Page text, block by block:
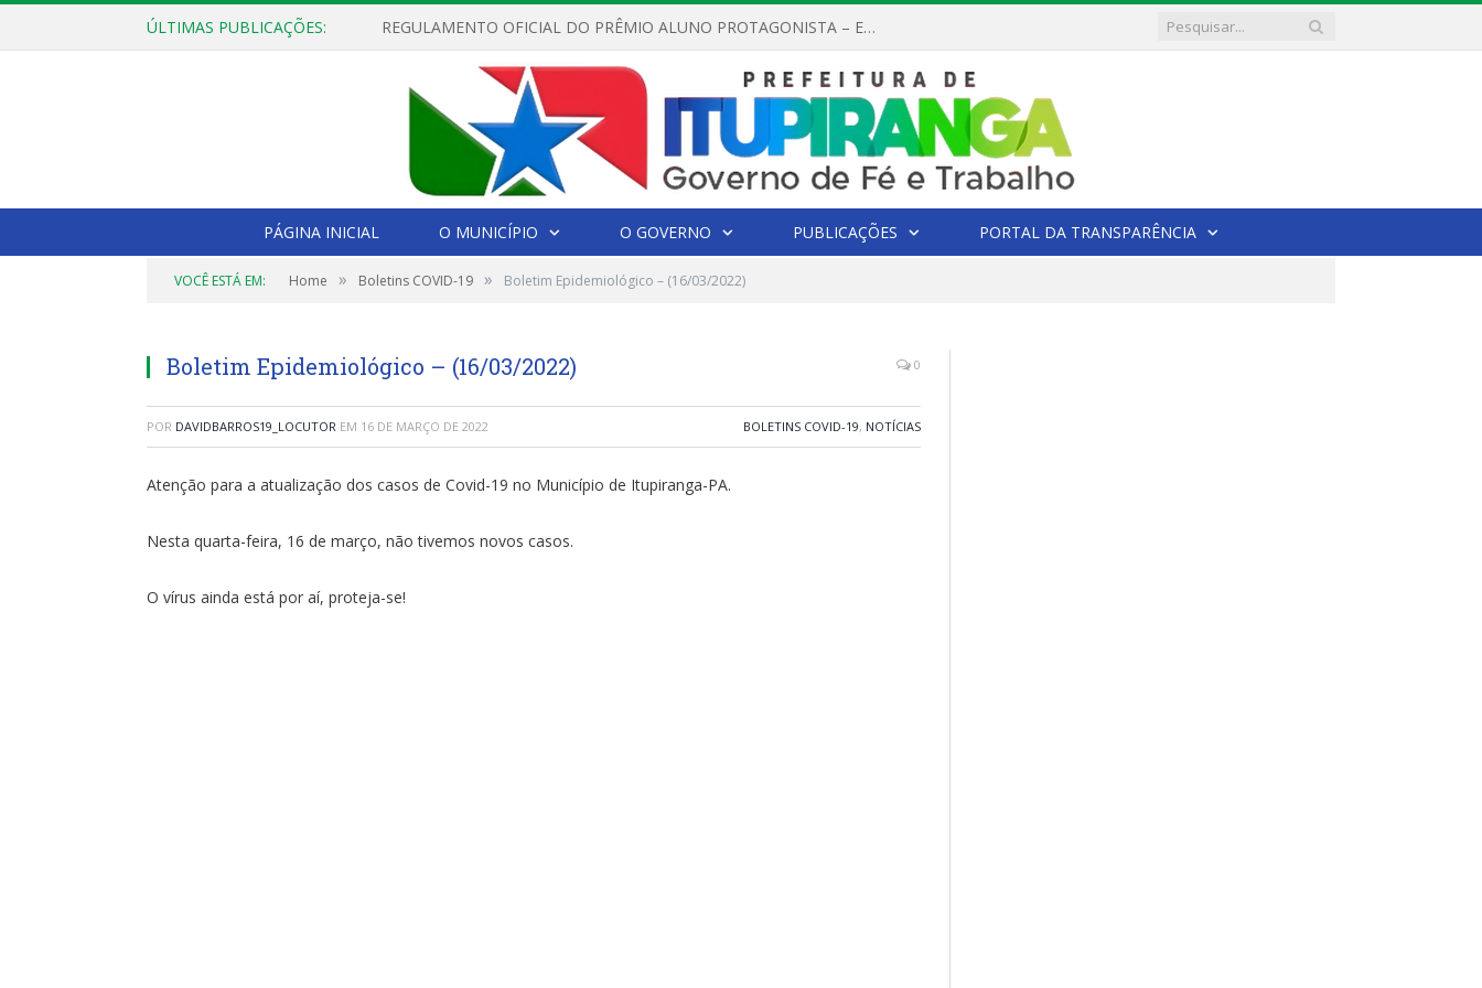
ÚLTIMAS PUBLICAÇÕES: REGULAMENTO OFICIAL DO PRÊMIO ALUNO PROTAGONISTA – EDIÇÃO 2026
PÁGINA INICIAL O MUNICÍPIO O GOVERNO PUBLICAÇÕES PORTAL DA TRANSPARÊNCIA
VOCÊ ESTÁ EM: Home » Boletins COVID-19 » Boletim Epidemiológico – (16/03/2022)
Boletim Epidemiológico – (16/03/2022) 0
POR DAVIDBARROS19_LOCUTOR EM 16 DE MARÇO DE 2022 BOLETINS COVID-19, NOTÍCIAS
Atenção para a atualização dos casos de Covid-19 no Município de Itupiranga-PA.
Nesta quarta-feira, 16 de março, não tivemos novos casos.
O vírus ainda está por aí, proteja-se!